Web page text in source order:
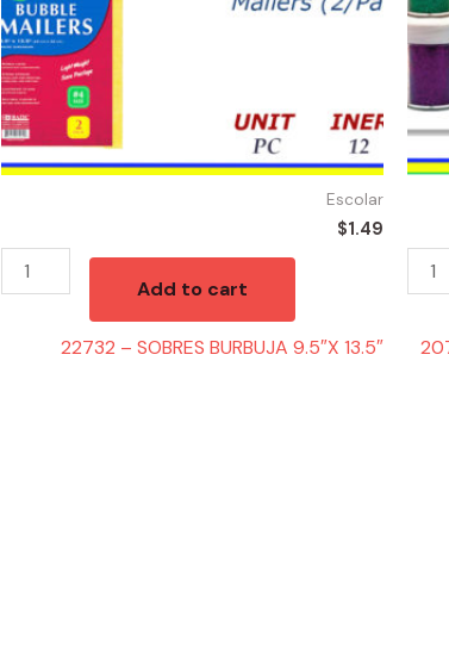
Escolar
$1.49
Add to cart
22732 – SOBRES BURBUJA 9.5″X 13.5″